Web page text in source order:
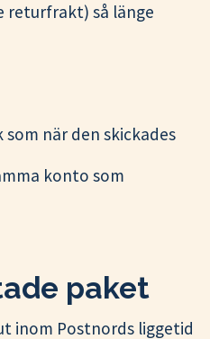
returfrakt) så länge
som när den skickades
konto som
paket
inom Postnords liggetid